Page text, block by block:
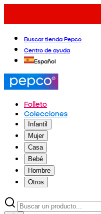
Buscar tienda Pepco
Centro de ayuda
Español
Folleto
Colecciones
Infantil
Mujer
Casa
Bebé
Hombre
Otros